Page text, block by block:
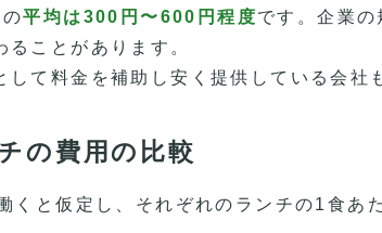
の平均は300円〜600円程度です。企業の
ることがあります。
して料金を補助し安く提供している会社
の費用の比較
くと仮定し、それぞれのランチの1食あ